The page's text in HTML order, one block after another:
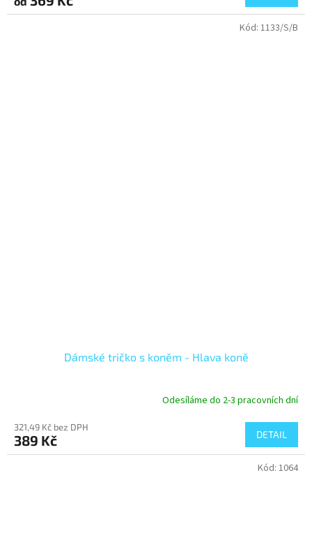
5,0
Dámské tričko s koněm - Hlava koně
Odesíláme do 2-3 pracovních dní
321,49 Kč bez DPH
389 Kč DETAIL
Kód: 1133/S/B
Kód: 1064